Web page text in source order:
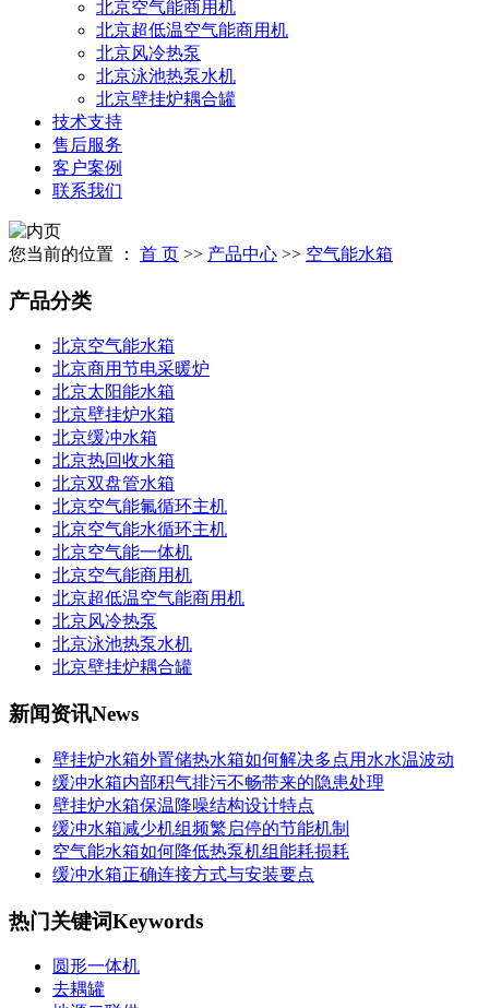
北京空气能商用机
北京超低温空气能商用机
北京风冷热泵
北京泳池热泵水机
北京壁挂炉耦合罐
技术支持
售后服务
客户案例
联系我们
您当前的位置 ： 首 页 >> 产品中心 >> 空气能水箱
产品分类
北京空气能水箱
北京商用节电采暖炉
北京太阳能水箱
北京壁挂炉水箱
北京缓冲水箱
北京热回收水箱
北京双盘管水箱
北京空气能氟循环主机
北京空气能水循环主机
北京空气能一体机
北京空气能商用机
北京超低温空气能商用机
北京风冷热泵
北京泳池热泵水机
北京壁挂炉耦合罐
新闻资讯News
壁挂炉水箱外置储热水箱如何解决多点用水水温波动
缓冲水箱内部积气排污不畅带来的隐患处理
壁挂炉水箱保温降噪结构设计特点
缓冲水箱减少机组频繁启停的节能机制
空气能水箱如何降低热泵机组能耗损耗
缓冲水箱正确连接方式与安装要点
热门关键词Keywords
圆形一体机
去耦罐